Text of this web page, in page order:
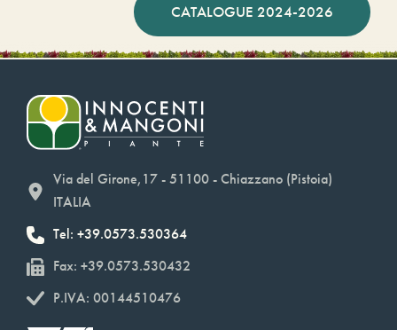
CATALOGUE 2024-2026
Via del Girone,17 - 51100 - Chiazzano (Pistoia)
ITALIA
Tel: +39.0573.530364
Fax: +39.0573.530432
P.IVA: 00144510476